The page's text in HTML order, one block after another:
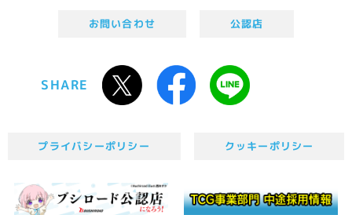
お問い合わせ 公認店
SHARE
プライバシーポリシー クッキーポリシー